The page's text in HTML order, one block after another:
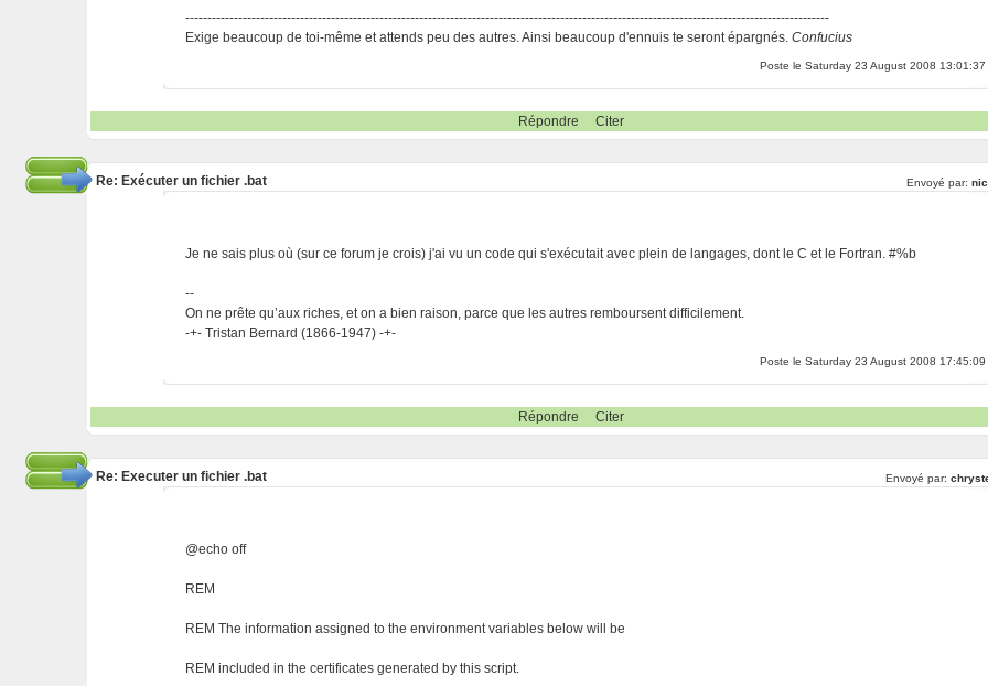
--------------------------------------------------------------------------------------------------------------------------------------------------
Exige beaucoup de toi-même et attends peu des autres. Ainsi beaucoup d'ennuis te seront épargnés.Confucius
Poste le Saturday 23 August 2008 13:01:37
Répondre Citer
Re: Exécuter un fichier .bat Envoyé par:
Je ne sais plus où (sur ce forum je crois) j'ai vu un code qui s'exécutait avec plein de langages, dont le C et le Fortran. #%b
--
On ne prête qu’aux riches, et on a bien raison, parce que les autres remboursent difficilement.
-+- Tristan Bernard (1866-1947) -+-
Poste le Saturday 23 August 2008 17:45:09
Répondre Citer
Re: Executer un fichier .bat Envoyé par:
@echo off
REM
REM The information assigned to the environment variables below will be
REM included in the certificates generated by this script.